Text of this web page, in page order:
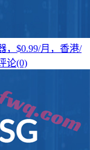
，$0.99/月，香港/
论(0)